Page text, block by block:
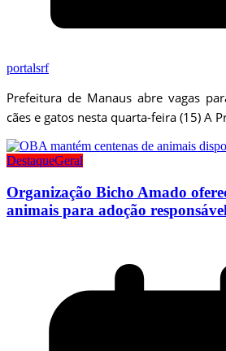
portalsrf
Prefeitura de Manaus abre vagas
cães e gatos nesta quarta-feira (15) A
DestaqueGeral
Organização Bicho Amado
animais para adoção